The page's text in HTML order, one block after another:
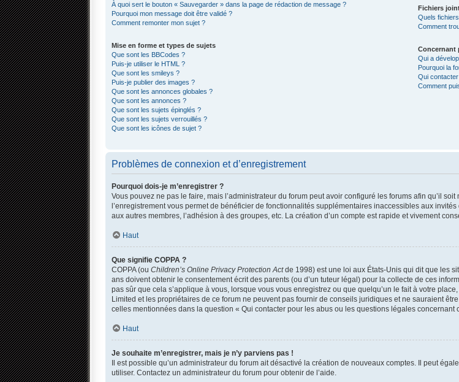
À quoi sert le bouton « Sauvegarder » dans la page de rédaction de message ?
Pourquoi mon message doit être validé ?
Comment remonter mon sujet ?
Mise en forme et types de sujets
Que sont les BBCodes ?
Puis-je utiliser le HTML ?
Que sont les smileys ?
Puis-je publier des images ?
Que sont les annonces globales ?
Que sont les annonces ?
Que sont les sujets épinglés ?
Que sont les sujets verrouillés ?
Que sont les icônes de sujet ?
Fichiers
Quels
Comment
Concernant
Qui a
Pourquoi la
Qui
Comment
Problèmes de connexion et d’enregistrement
Pourquoi dois-je m’enregistrer ?
Vous pouvez ne pas le faire, mais l’administrateur du forum peut avoir configuré les forums afin qu’il
l’enregistrement vous permet de bénéficier de fonctionnalités supplémentaires inaccessibles aux
aux autres membres, l’adhésion à des groupes, etc. La création d’un compte est rapide et vivement
Haut
Que signifie COPPA ?
COPPA (ou Children’s Online Privacy Protection Actde 1998) est une loi aux États-Unis qui dit que les
ans doivent obtenir le consentement écrit des parents (ou d’un tuteur légal) pour la collecte de ces
pas sûr que cela s’applique à vous, lorsque vous vous enregistrez ou que quelqu’un le fait à votre
Limited et les propriétaires de ce forum ne peuvent pas fournir de conseils juridiques et ne sauraient
celles mentionnées dans la question « Qui contacter pour les abus ou les questions légales concernant
Haut
Je souhaite m’enregistrer, mais je n’y parviens pas !
Il est possible qu’un administrateur du forum ait désactivé la création de nouveaux comptes. Il peut
utiliser. Contactez un administrateur du forum pour obtenir de l’aide.